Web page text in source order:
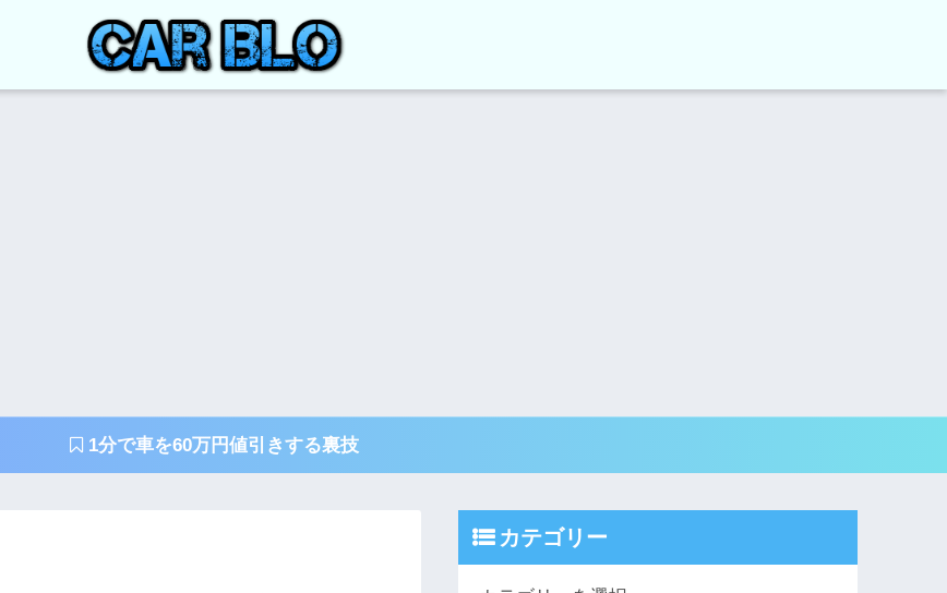
1分で車を60万円値引きする裏技
カテゴリー